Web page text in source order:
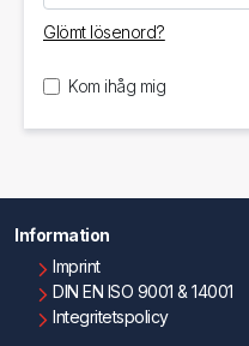
Glömt lösenord?
Kom ihåg mig
Information
Imprint
DIN EN ISO 9001 & 14001
Integritetspolicy